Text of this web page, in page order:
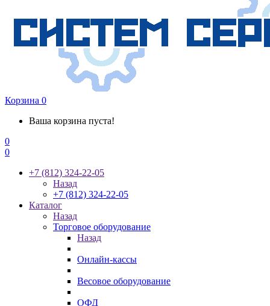
Корзина 0
Ваша корзина пуста!
0
0
+7 (812) 324-22-05
Назад
+7 (812) 324-22-05
Каталог
Назад
Торговое оборудование
Назад
Онлайн-кассы
Весовое оборудование
ОФД